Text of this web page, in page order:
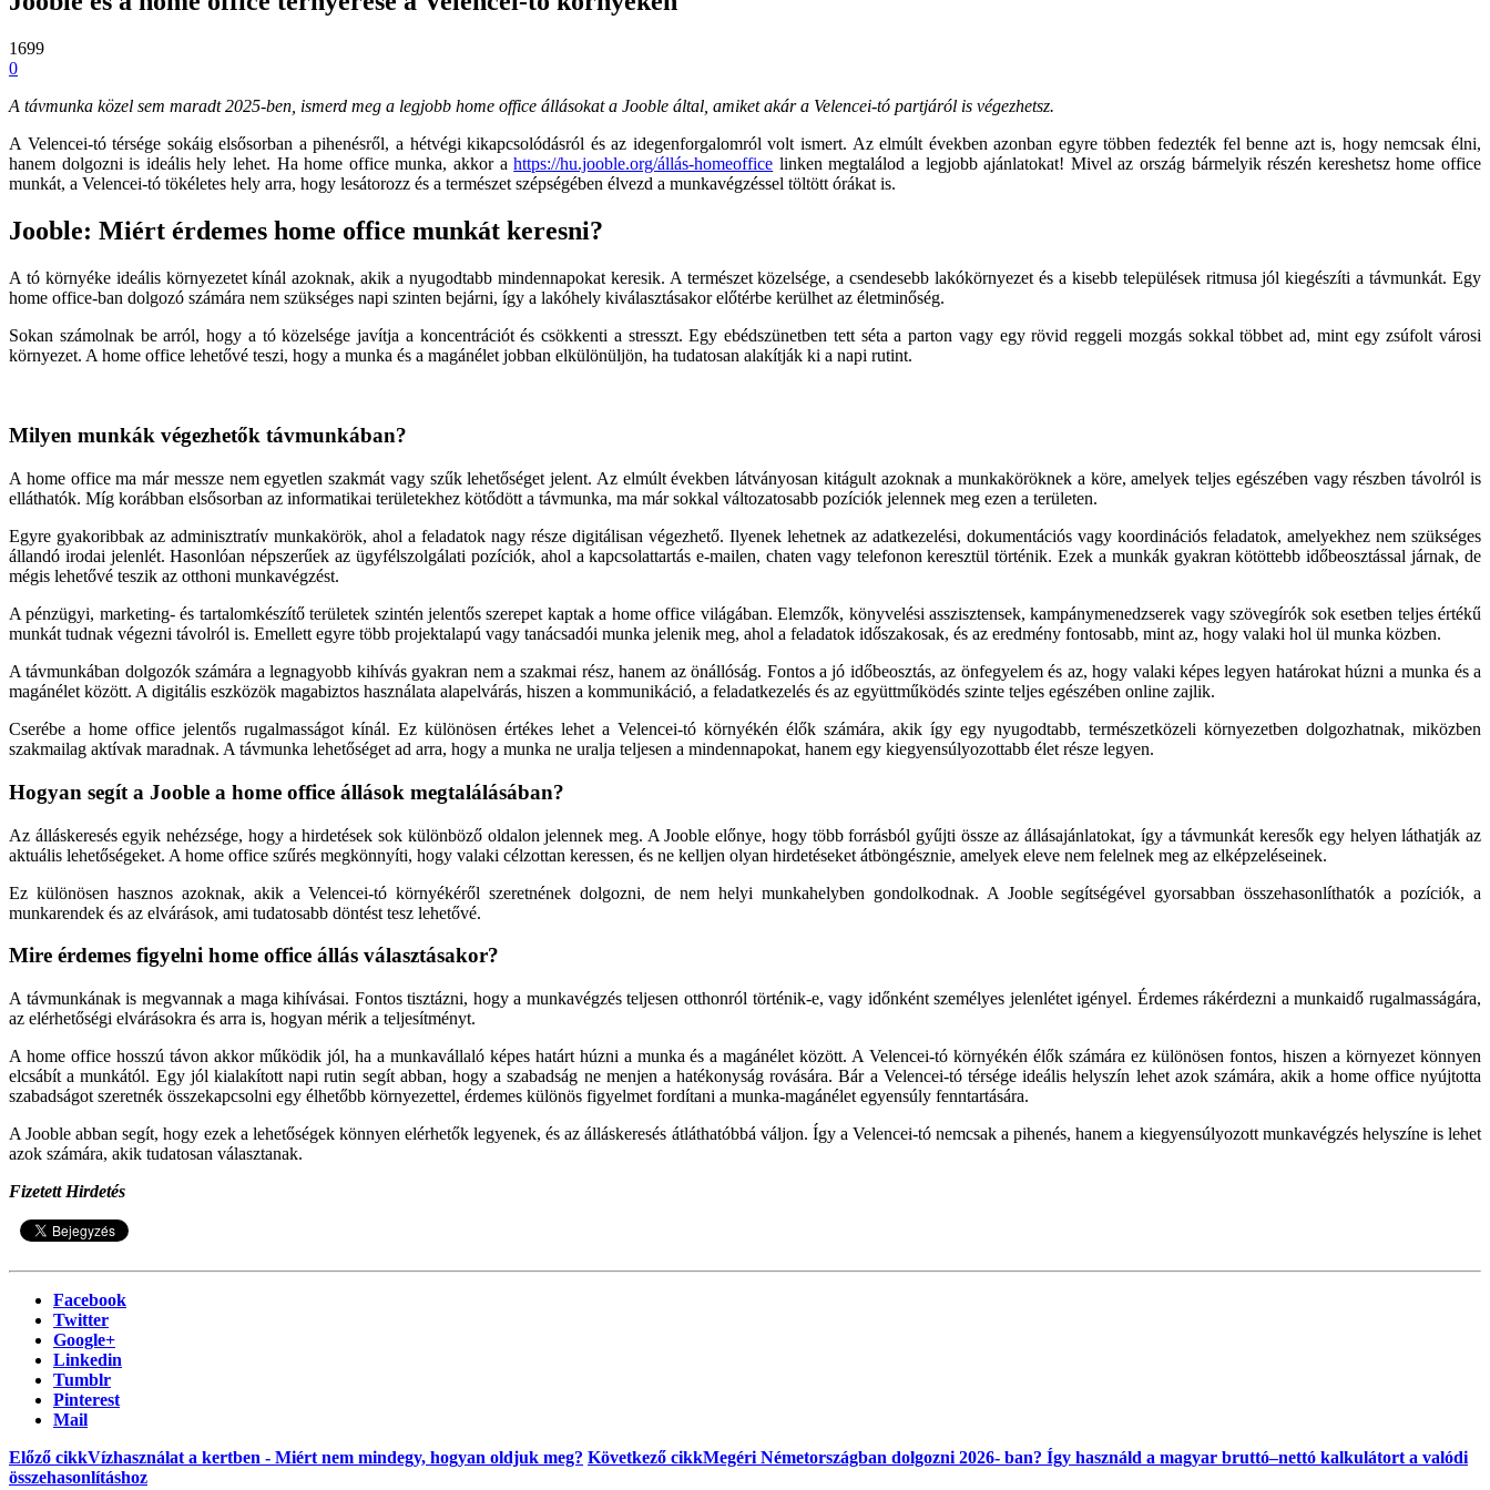
1699
0
A távmunka közel sem maradt 2025-ben, ismerd meg a legjobb home office állásokat a Jooble által, amiket akár a Velencei-tó partjáról is végezhetsz.
A Velencei-tó térsége sokáig elsősorban a pihenésről, a hétvégi kikapcsolódásról és az idegenforgalomról volt ismert. Az elmúlt években azonban egyre többen fedezték fel benne azt is, hogy nemcsak élni,
hanem dolgozni is ideális hely lehet. Ha home office munka, akkor ahttps://hu.jooble.org/állás-homeoffice linken megtalálod a legjobb ajánlatokat! Mivel az ország bármelyik részén kereshetsz home office
munkát, a Velencei-tó tökéletes hely arra, hogy lesátorozz és a természet szépségében élvezd a munkavégzéssel töltött órákat is.
Jooble: Miért érdemes home office munkát keresni?
A tó környéke ideális környezetet kínál azoknak, akik a nyugodtabb mindennapokat keresik. A természet közelsége, a csendesebb lakókörnyezet és a kisebb települések ritmusa jól kiegészíti a távmunkát. Egy
home office-ban dolgozó számára nem szükséges napi szinten bejárni, így a lakóhely kiválasztásakor előtérbe kerülhet az életminőség.
Sokan számolnak be arról, hogy a tó közelsége javítja a koncentrációt és csökkenti a stresszt. Egy ebédszünetben tett séta a parton vagy egy rövid reggeli mozgás sokkal többet ad, mint egy zsúfolt városi
környezet. A home office lehetővé teszi, hogy a munka és a magánélet jobban elkülönüljön, ha tudatosan alakítják ki a napi rutint.
Milyen munkák végezhetők távmunkában?
A home office ma már messze nem egyetlen szakmát vagy szűk lehetőséget jelent. Az elmúlt években látványosan kitágult azoknak a munkaköröknek a köre, amelyek teljes egészében vagy részben távolról is
elláthatók. Míg korábban elsősorban az informatikai területekhez kötődött a távmunka, ma már sokkal változatosabb pozíciók jelennek meg ezen a területen.
Egyre gyakoribbak az adminisztratív munkakörök, ahol a feladatok nagy része digitálisan végezhető. Ilyenek lehetnek az adatkezelési, dokumentációs vagy koordinációs feladatok, amelyekhez nem szükséges
állandó irodai jelenlét. Hasonlóan népszerűek az ügyfélszolgálati pozíciók, ahol a kapcsolattartás e-mailen, chaten vagy telefonon keresztül történik. Ezek a munkák gyakran kötöttebb időbeosztással járnak, de
mégis lehetővé teszik az otthoni munkavégzést.
A pénzügyi, marketing- és tartalomkészítő területek szintén jelentős szerepet kaptak a home office világában. Elemzők, könyvelési asszisztensek, kampánymenedzserek vagy szövegírók sok esetben teljes értékű
munkát tudnak végezni távolról is. Emellett egyre több projektalapú vagy tanácsadói munka jelenik meg, ahol a feladatok időszakosak, és az eredmény fontosabb, mint az, hogy valaki hol ül munka közben.
A távmunkában dolgozók számára a legnagyobb kihívás gyakran nem a szakmai rész, hanem az önállóság. Fontos a jó időbeosztás, az önfegyelem és az, hogy valaki képes legyen határokat húzni a munka és a
magánélet között. A digitális eszközök magabiztos használata alapelvárás, hiszen a kommunikáció, a feladatkezelés és az együttműködés szinte teljes egészében online zajlik.
Cserébe a home office jelentős rugalmasságot kínál. Ez különösen értékes lehet a Velencei-tó környékén élők számára, akik így egy nyugodtabb, természetközeli környezetben dolgozhatnak, miközben
szakmailag aktívak maradnak. A távmunka lehetőséget ad arra, hogy a munka ne uralja teljesen a mindennapokat, hanem egy kiegyensúlyozottabb élet része legyen.
Hogyan segít a Jooble a home office állások megtalálásában?
Az álláskeresés egyik nehézsége, hogy a hirdetések sok különböző oldalon jelennek meg. A Jooble előnye, hogy több forrásból gyűjti össze az állásajánlatokat, így a távmunkát keresők egy helyen láthatják az
aktuális lehetőségeket. A home office szűrés megkönnyíti, hogy valaki célzottan keressen, és ne kelljen olyan hirdetéseket átböngésznie, amelyek eleve nem felelnek meg az elképzeléseinek.
Ez különösen hasznos azoknak, akik a Velencei-tó környékéről szeretnének dolgozni, de nem helyi munkahelyben gondolkodnak. A Jooble segítségével gyorsabban összehasonlíthatók a pozíciók, a
munkarendek és az elvárások, ami tudatosabb döntést tesz lehetővé.
Mire érdemes figyelni home office állás választásakor?
A távmunkának is megvannak a maga kihívásai. Fontos tisztázni, hogy a munkavégzés teljesen otthonról történik-e, vagy időnként személyes jelenlétet igényel. Érdemes rákérdezni a munkaidő rugalmasságára,
az elérhetőségi elvárásokra és arra is, hogyan mérik a teljesítményt.
A home office hosszú távon akkor működik jól, ha a munkavállaló képes határt húzni a munka és a magánélet között. A Velencei-tó környékén élők számára ez különösen fontos, hiszen a környezet könnyen
elcsábít a munkától. Egy jól kialakított napi rutin segít abban, hogy a szabadság ne menjen a hatékonyság rovására. Bár a Velencei-tó térsége ideális helyszín lehet azok számára, akik a home office nyújtotta
szabadságot szeretnék összekapcsolni egy élhetőbb környezettel, érdemes különös figyelmet fordítani a munka-magánélet egyensúly fenntartására.
A Jooble abban segít, hogy ezek a lehetőségek könnyen elérhetők legyenek, és az álláskeresés átláthatóbbá váljon. Így a Velencei-tó nemcsak a pihenés, hanem a kiegyensúlyozott munkavégzés helyszíne is lehet
azok számára, akik tudatosan választanak.
Fizetett Hirdetés
Facebook
Twitter
Google+
Linkedin
Tumblr
Pinterest
Mail
Előző cikkVízhasználat a kertben - Miért nem mindegy, hogyan oldjuk meg? Következő cikkMegéri Németországban dolgozni 2026- ban? Így használd a magyar bruttó–nettó kalkulátort a valódi
összehasonlításhoz